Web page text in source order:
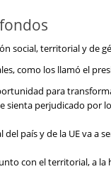
social, territorial y de
como los llamó el
para
sienta perjudicado por
país y de la UE va a
con el territorial, a